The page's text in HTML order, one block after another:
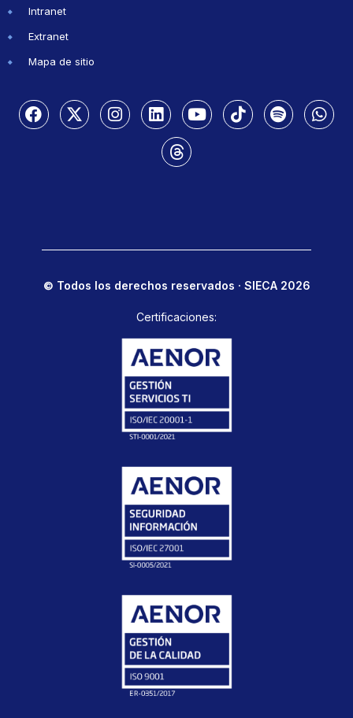
Intranet
Extranet
Mapa de sitio
© Todos los derechos reservados · SIECA 2026
Certificaciones: